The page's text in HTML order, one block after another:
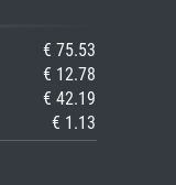
€ 75.53
€ 12.78
€ 42.19
€ 1.13